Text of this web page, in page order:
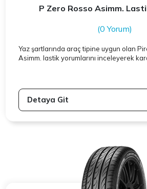
P Zero Rosso Asimm.
(0 Yorum)
Yaz şartlarında araç tipine uygun olan
Asimm. lastik yorumlarını inceleyerek
Detaya Git